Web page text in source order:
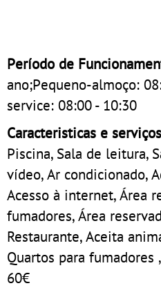
Período de
ano;Pequeno-almoço:
service: 08:00 - 10:30
Caracteristicas e
Piscina, Sala de leitura,
vídeo, Ar condicionado,
Acesso à internet, Área
fumadores, Área
Restaurante, Aceita
Quartos para
60€